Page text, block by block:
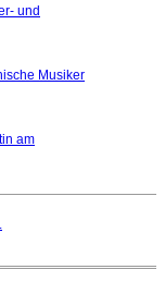
und
Musiker
am
Risto Joost